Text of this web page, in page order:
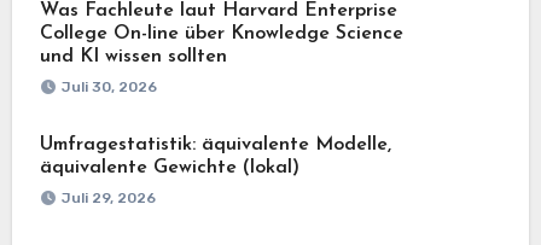
Was Fachleute laut Harvard Enterprise
College On-line über Knowledge Science
und KI wissen sollten
Juli 30, 2026
Umfragestatistik: äquivalente Modelle,
äquivalente Gewichte (lokal)
Juli 29, 2026